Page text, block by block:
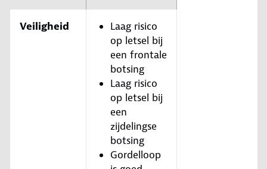
Veiligheid
Laag risico
op letsel bij
een frontale
botsing
Laag risico
op letsel bij
een
zijdelingse
botsing
Gordelloop